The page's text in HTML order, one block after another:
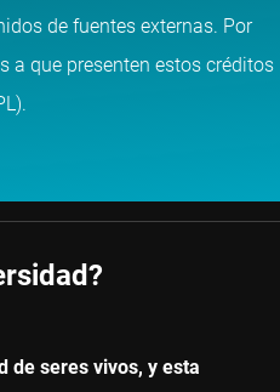
de fuentes externas. Por
a que presenten estos créditos
de seres vivos, y esta